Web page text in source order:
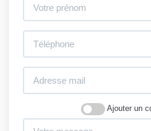
Ajouter un